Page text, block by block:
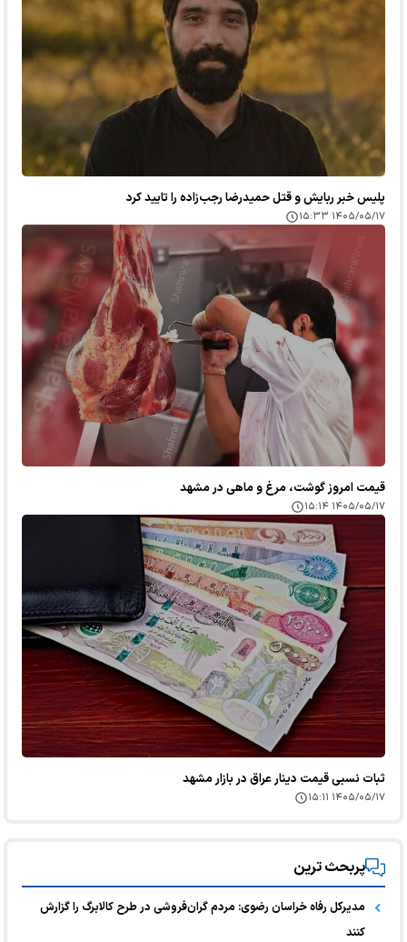
پلیس خبر ربایش و قتل حمیدرضا رجب‌زاده را تایید کرد
۱۴۰۵/۰۵/۱۷ ۱۵:۳۳
قیمت امروز گوشت، مرغ و ماهی در مشهد
۱۴۰۵/۰۵/۱۷ ۱۵:۱۴
ثبات نسبی قیمت دینار عراق در بازار مشهد
۱۴۰۵/۰۵/۱۷ ۱۵:۱۱
پربحث ترین
مدیرکل رفاه خراسان رضوی: مردم گران‌فروشی در طرح کالابرگ را گزارش
کنند